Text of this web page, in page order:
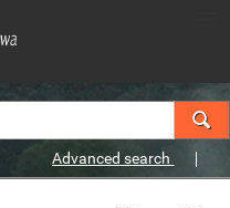
Advanced search